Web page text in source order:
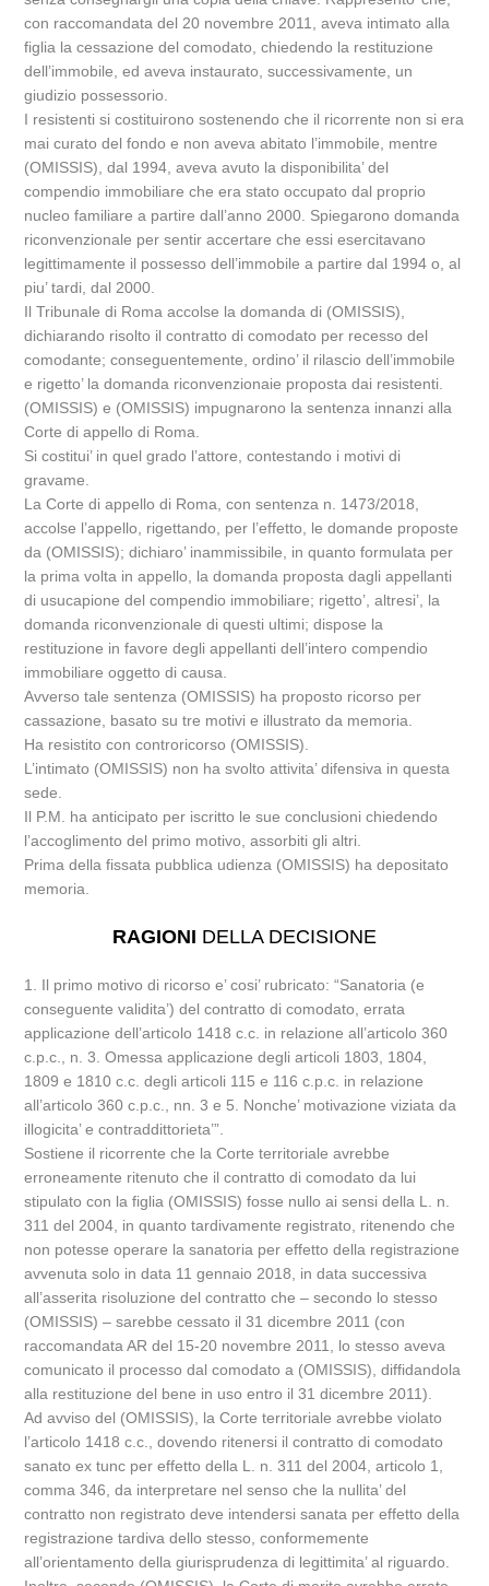
con raccomandata del 20 novembre 2011, aveva intimato alla
figlia la cessazione del comodato, chiedendo la restituzione
dell’immobile, ed aveva instaurato, successivamente, un
giudizio possessorio.
I resistenti si costituirono sostenendo che il ricorrente non si era
mai curato del fondo e non aveva abitato l’immobile, mentre
(OMISSIS), dal 1994, aveva avuto la disponibilita’ del
compendio immobiliare che era stato occupato dal proprio
nucleo familiare a partire dall’anno 2000. Spiegarono domanda
riconvenzionale per sentir accertare che essi esercitavano
legittimamente il possesso dell’immobile a partire dal 1994 o, al
piu’ tardi, dal 2000.
Il Tribunale di Roma accolse la domanda di (OMISSIS),
dichiarando risolto il contratto di comodato per recesso del
comodante; conseguentemente, ordino’ il rilascio dell’immobile
e rigetto’ la domanda riconvenzionaie proposta dai resistenti.
(OMISSIS) e (OMISSIS) impugnarono la sentenza innanzi alla
Corte di appello di Roma.
Si costitui’ in quel grado l’attore, contestando i motivi di
gravame.
La Corte di appello di Roma, con sentenza n. 1473/2018,
accolse l’appello, rigettando, per l’effetto, le domande proposte
da (OMISSIS); dichiaro’ inammissibile, in quanto formulata per
la prima volta in appello, la domanda proposta dagli appellanti
di usucapione del compendio immobiliare; rigetto’, altresi’, la
domanda riconvenzionale di questi ultimi; dispose la
restituzione in favore degli appellanti dell’intero compendio
immobiliare oggetto di causa.
Avverso tale sentenza (OMISSIS) ha proposto ricorso per
cassazione, basato su tre motivi e illustrato da memoria.
Ha resistito con controricorso (OMISSIS).
L’intimato (OMISSIS) non ha svolto attivita’ difensiva in questa
sede.
Il P.M. ha anticipato per iscritto le sue conclusioni chiedendo
l’accoglimento del primo motivo, assorbiti gli altri.
Prima della fissata pubblica udienza (OMISSIS) ha depositato
memoria.
RAGIONI DELLA DECISIONE
1. Il primo motivo di ricorso e’ cosi’ rubricato: “Sanatoria (e
conseguente validita’) del contratto di comodato, errata
applicazione dell’articolo 1418 c.c. in relazione all’articolo 360
c.p.c., n. 3. Omessa applicazione degli articoli 1803, 1804,
1809 e 1810 c.c. degli articoli 115 e 116 c.p.c. in relazione
all’articolo 360 c.p.c., nn. 3 e 5. Nonche’ motivazione viziata da
illogicita’ e contraddittorieta’”.
Sostiene il ricorrente che la Corte territoriale avrebbe
erroneamente ritenuto che il contratto di comodato da lui
stipulato con la figlia (OMISSIS) fosse nullo ai sensi della L. n.
311 del 2004, in quanto tardivamente registrato, ritenendo che
non potesse operare la sanatoria per effetto della registrazione
avvenuta solo in data 11 gennaio 2018, in data successiva
all’asserita risoluzione del contratto che – secondo lo stesso
(OMISSIS) – sarebbe cessato il 31 dicembre 2011 (con
raccomandata AR del 15-20 novembre 2011, lo stesso aveva
comunicato il processo dal comodato a (OMISSIS), diffidandola
alla restituzione del bene in uso entro il 31 dicembre 2011).
Ad avviso del (OMISSIS), la Corte territoriale avrebbe violato
l’articolo 1418 c.c., dovendo ritenersi il contratto di comodato
sanato ex tunc per effetto della L. n. 311 del 2004, articolo 1,
comma 346, da interpretare nel senso che la nullita’ del
contratto non registrato deve intendersi sanata per effetto della
registrazione tardiva dello stesso, conformemente
all’orientamento della giurisprudenza di legittimita’ al riguardo.